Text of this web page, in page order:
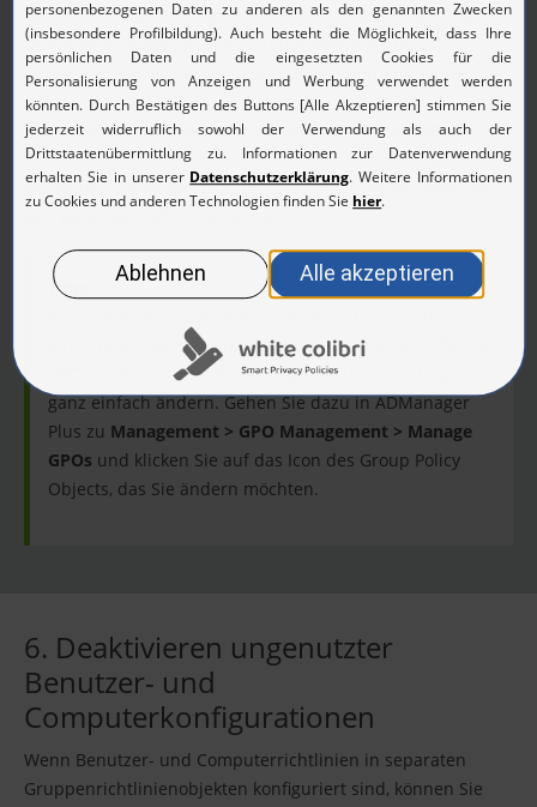
GPO es sich handelt. Dabei hat es sich bewährt, wenn aus
dem Namen eines Gruppenrichtlinienobjekts bereits
hervorgeht, ob es auf Benutzer oder Computer angewendet
wird.
Wenn Sie beispielsweise am Anfang ein "U" für User-
Richtlinien und ein "C" für Computerrichtlinien ergänzen,
vermeiden Sie Verwechslungen, wenn Sie Änderungen an
den jeweiligen GPOs vornehmen.
Tipp:
eingehalten werden sollte, können Sie das betreffende
GPO mit ADManager Plus übrigens auch nachträglich
ganz einfach ändern. Gehen Sie dazu in ADManager
Plus zu Management > GPO Management > Manage
GPOs und klicken Sie auf das Icon des Group Policy
Objects, das Sie ändern möchten.
6. Deaktivieren ungenutzter
Benutzer- und
Computerkonfigurationen
Wenn Benutzer- und Computerrichtlinien in separaten
Gruppenrichtlinienobjekten konfiguriert sind, können Sie